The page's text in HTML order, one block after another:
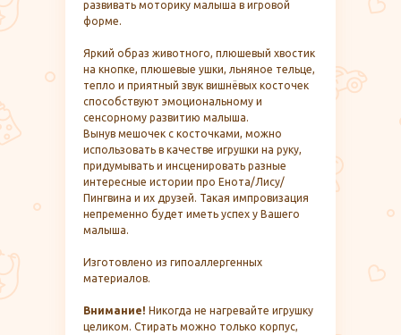
развивать моторику малыша в игровой
форме.
Яркий образ животного, плюшевый хвостик
на кнопке, плюшевые ушки, льняное тельце,
тепло и приятный звук вишнёвых косточек
способствуют эмоциональному и
сенсорному развитию малыша.
Вынув мешочек с косточками, можно
использовать в качестве игрушки на руку,
придумывать и инсценировать разные
интересные истории про Енота/Лису/
Пингвина и их друзей. Такая импровизация
непременно будет иметь успех у Вашего
малыша.
Изготовлено из гипоаллергенных
материалов.
Внимание! Никогда не нагревайте игрушку
целиком. Стирать можно только корпус,